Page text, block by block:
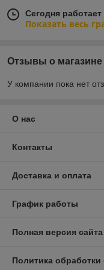
Сегодня
Показать весь
Отзывы о магазине
У компании пока нет
О нас
Контакты
Доставка и оплата
График работы
Полная версия сайта
Политика обработки